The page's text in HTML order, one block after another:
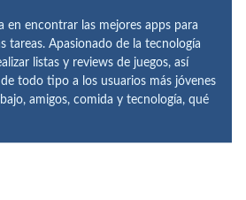
en encontrar las mejores apps para
tareas. Apasionado de la tecnología
listas y reviews de juegos, así
todo tipo a los usuarios más jóvenes
amigos, comida y tecnología, qué